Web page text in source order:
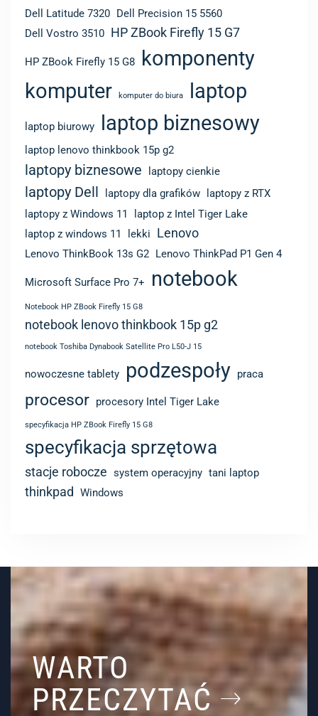
Dell Latitude 7320 Dell Precision 15 5560
Dell Vostro 3510 HP ZBook Firefly 15 G7
HP ZBook Firefly 15 G8
komponenty
komputer
komputer do biura laptop
laptop biurowy laptop biznesowy
laptop lenovo thinkbook 15p g2
laptopy biznesowe laptopy cienkie
laptopy Dell laptopy dla grafików
laptopy z RTX
laptopy z Windows 11
laptop z Intel Tiger Lake
laptop z windows 11
lekki Lenovo
Lenovo ThinkBook 13s G2 Lenovo ThinkPad P1 Gen 4
Microsoft Surface Pro 7+ notebook
Notebook HP ZBook Firefly 15 G8
notebook lenovo thinkbook 15p g2
notebook Toshiba Dynabook Satellite Pro L50-J 15
nowoczesne tablety podzespoły praca
procesor procesory Intel Tiger Lake
specyfikacja HP ZBook Firefly 15 G8
specyfikacja sprzętowa
stacje robocze system operacyjny tani laptop
thinkpad Windows
WARTO
PRZECZYTAĆ